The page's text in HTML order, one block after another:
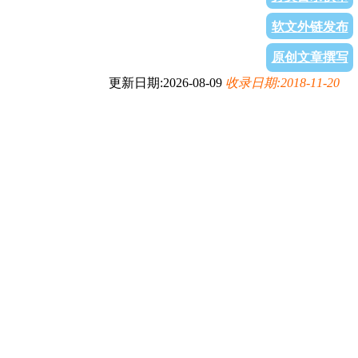
软文外链发布
原创文章撰写
更新日期:2026-08-09 收录日期:2018-11-20